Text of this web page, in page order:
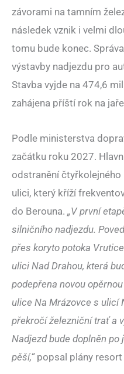
závorami na tamním
následek vznik i velmi
tomu bude konec.
výstavby nadjezdu pro
Stavba vyjde na 474,6
zahájena příští rok na
Podle ministerstva
začátku roku 2027.
odstranění čtyřkolejného
ulici, který kříží
do Berouna. „V první
silničního nadjezdu.
přes koryto potoka
ulici Nad Drahou, která
podepřena novou
ulice Na Mrázovce s ulicí
překročí železniční trať a
Nadjezd bude doplněn
pěší,“popsal plány resort